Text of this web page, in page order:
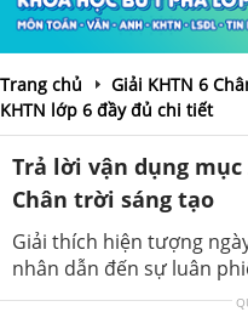
Trang chủ
Giải KHTN 6
KHTN lớp 6 đầy đủ chi tiết
Trả lời vận dụng mục
Chân trời sáng tạo
Giải thích hiện tượng
nhân dẫn đến sự luân